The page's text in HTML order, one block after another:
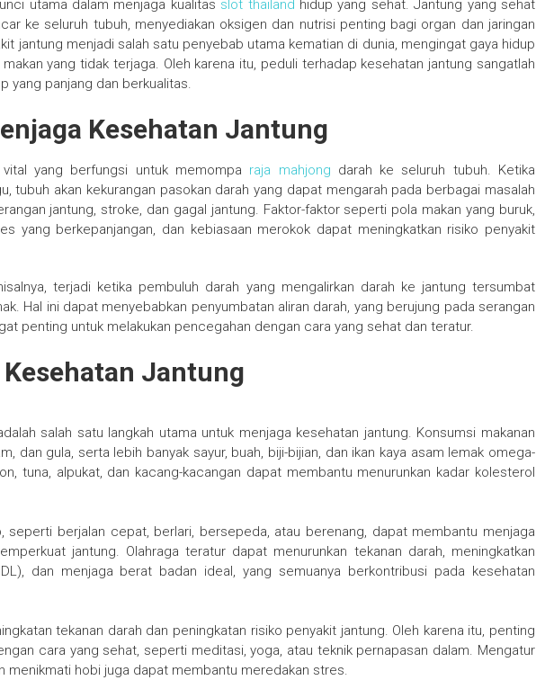
utama dalam menjaga kualitas slot thailand hidup yang sehat. Jantung yang sehat
ke seluruh tubuh, menyediakan oksigen dan nutrisi penting bagi organ dan jaringan
jantung menjadi salah satu penyebab utama kematian di dunia, mengingat gaya hidup
yang tidak terjaga. Oleh karena itu, peduli terhadap kesehatan jantung sangatlah
yang panjang dan berkualitas.
Kesehatan Jantung
yang berfungsi untuk memompa raja mahjong darah ke seluruh tubuh. Ketika
tubuh akan kekurangan pasokan darah yang dapat mengarah pada berbagai masalah
jantung, stroke, dan gagal jantung. Faktor-faktor seperti pola makan yang buruk,
yang berkepanjangan, dan kebiasaan merokok dapat meningkatkan risiko penyakit
terjadi ketika pembuluh darah yang mengalirkan darah ke jantung tersumbat
Hal ini dapat menyebabkan penyumbatan aliran darah, yang berujung pada serangan
penting untuk melakukan pencegahan dengan cara yang sehat dan teratur.
Jantung
salah satu langkah utama untuk menjaga kesehatan jantung. Konsumsi makanan
dan gula, serta lebih banyak sayur, buah, biji-bijian, dan ikan kaya asam lemak omega-
tuna, alpukat, dan kacang-kacangan dapat membantu menurunkan kadar kolesterol
seperti berjalan cepat, berlari, bersepeda, atau berenang, dapat membantu menjaga
jantung. Olahraga teratur dapat menurunkan tekanan darah, meningkatkan
dan menjaga berat badan ideal, yang semuanya berkontribusi pada kesehatan
tekanan darah dan peningkatan risiko penyakit jantung. Oleh karena itu, penting
cara yang sehat, seperti meditasi, yoga, atau teknik pernapasan dalam. Mengatur
menikmati hobi juga dapat membantu meredakan stres.